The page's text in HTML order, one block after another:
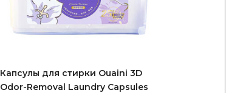
Капсулы для стирки Ouaini 3D
Odor-Removal Laundry Capsules